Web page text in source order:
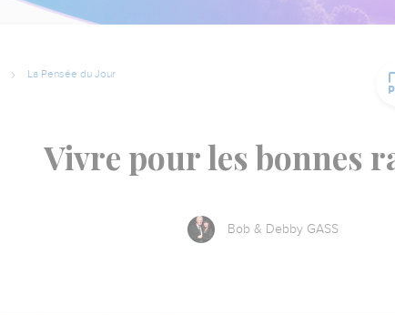
La Pensée du Jour
Vivre pour les bonnes
Bob & Debby GASS